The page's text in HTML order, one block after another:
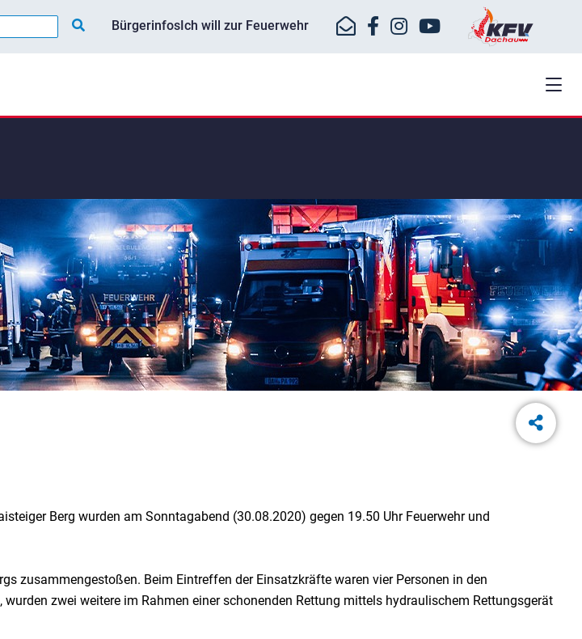
BürgerinfosIch will zur Feuerwehr
Berg wurden am Sonntagabend (30.08.2020) gegen 19.50 Uhr Feuerwehr und
zusammengestoßen. Beim Eintreffen der Einsatzkräfte waren vier Personen in den
zwei weitere im Rahmen einer schonenden Rettung mittels hydraulischem Rettungsgerät